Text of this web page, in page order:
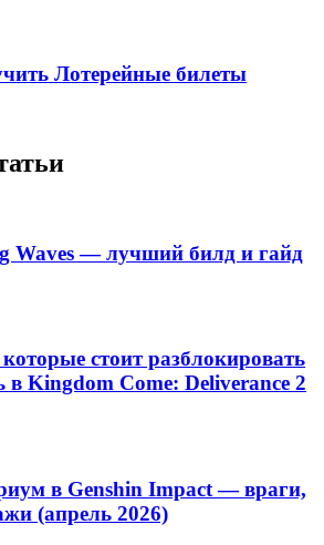
Лотерейные билеты
Waves — лучший билд и гайд
стоит разблокировать
в Kingdom Come: Deliverance 2
в Genshin Impact — враги,
(апрель 2026)